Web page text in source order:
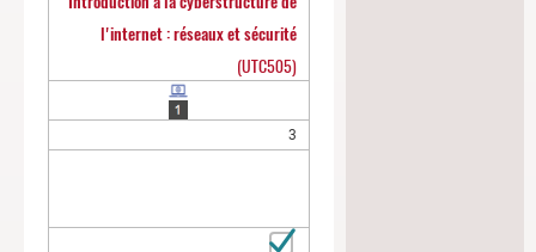
l'internet : réseaux et sécurité
(UTC505)
3